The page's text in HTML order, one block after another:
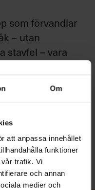
Om
att anpassa innehållet
funktioner
trafik. Vi
och annan
medier och
som förvandlar
– utan
stavfel – vara